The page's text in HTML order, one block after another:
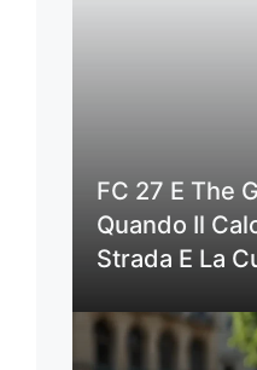
FC 27 E The
Quando Il
Strada E La